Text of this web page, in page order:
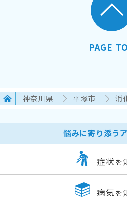
PAGE
神奈川県 平塚市 消
悩みに寄り添う
症状 を
病気 を